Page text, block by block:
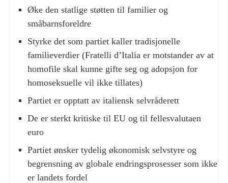
Øke den statlige støtten til familier og
småbarnsforeldre
Styrke det som partiet kaller tradisjonelle
familieverdier (Fratelli d’Italia er motstander av at
homofile skal kunne gifte seg og adopsjon for
homoseksuelle vil ikke tillates)
Partiet er opptatt av italiensk selvråderett
De er sterkt kritiske til EU og til fellesvalutaen
euro
Partiet ønsker tydelig økonomisk selvstyre og
begrensning av globale endringsprosesser som ikke
er landets fordel